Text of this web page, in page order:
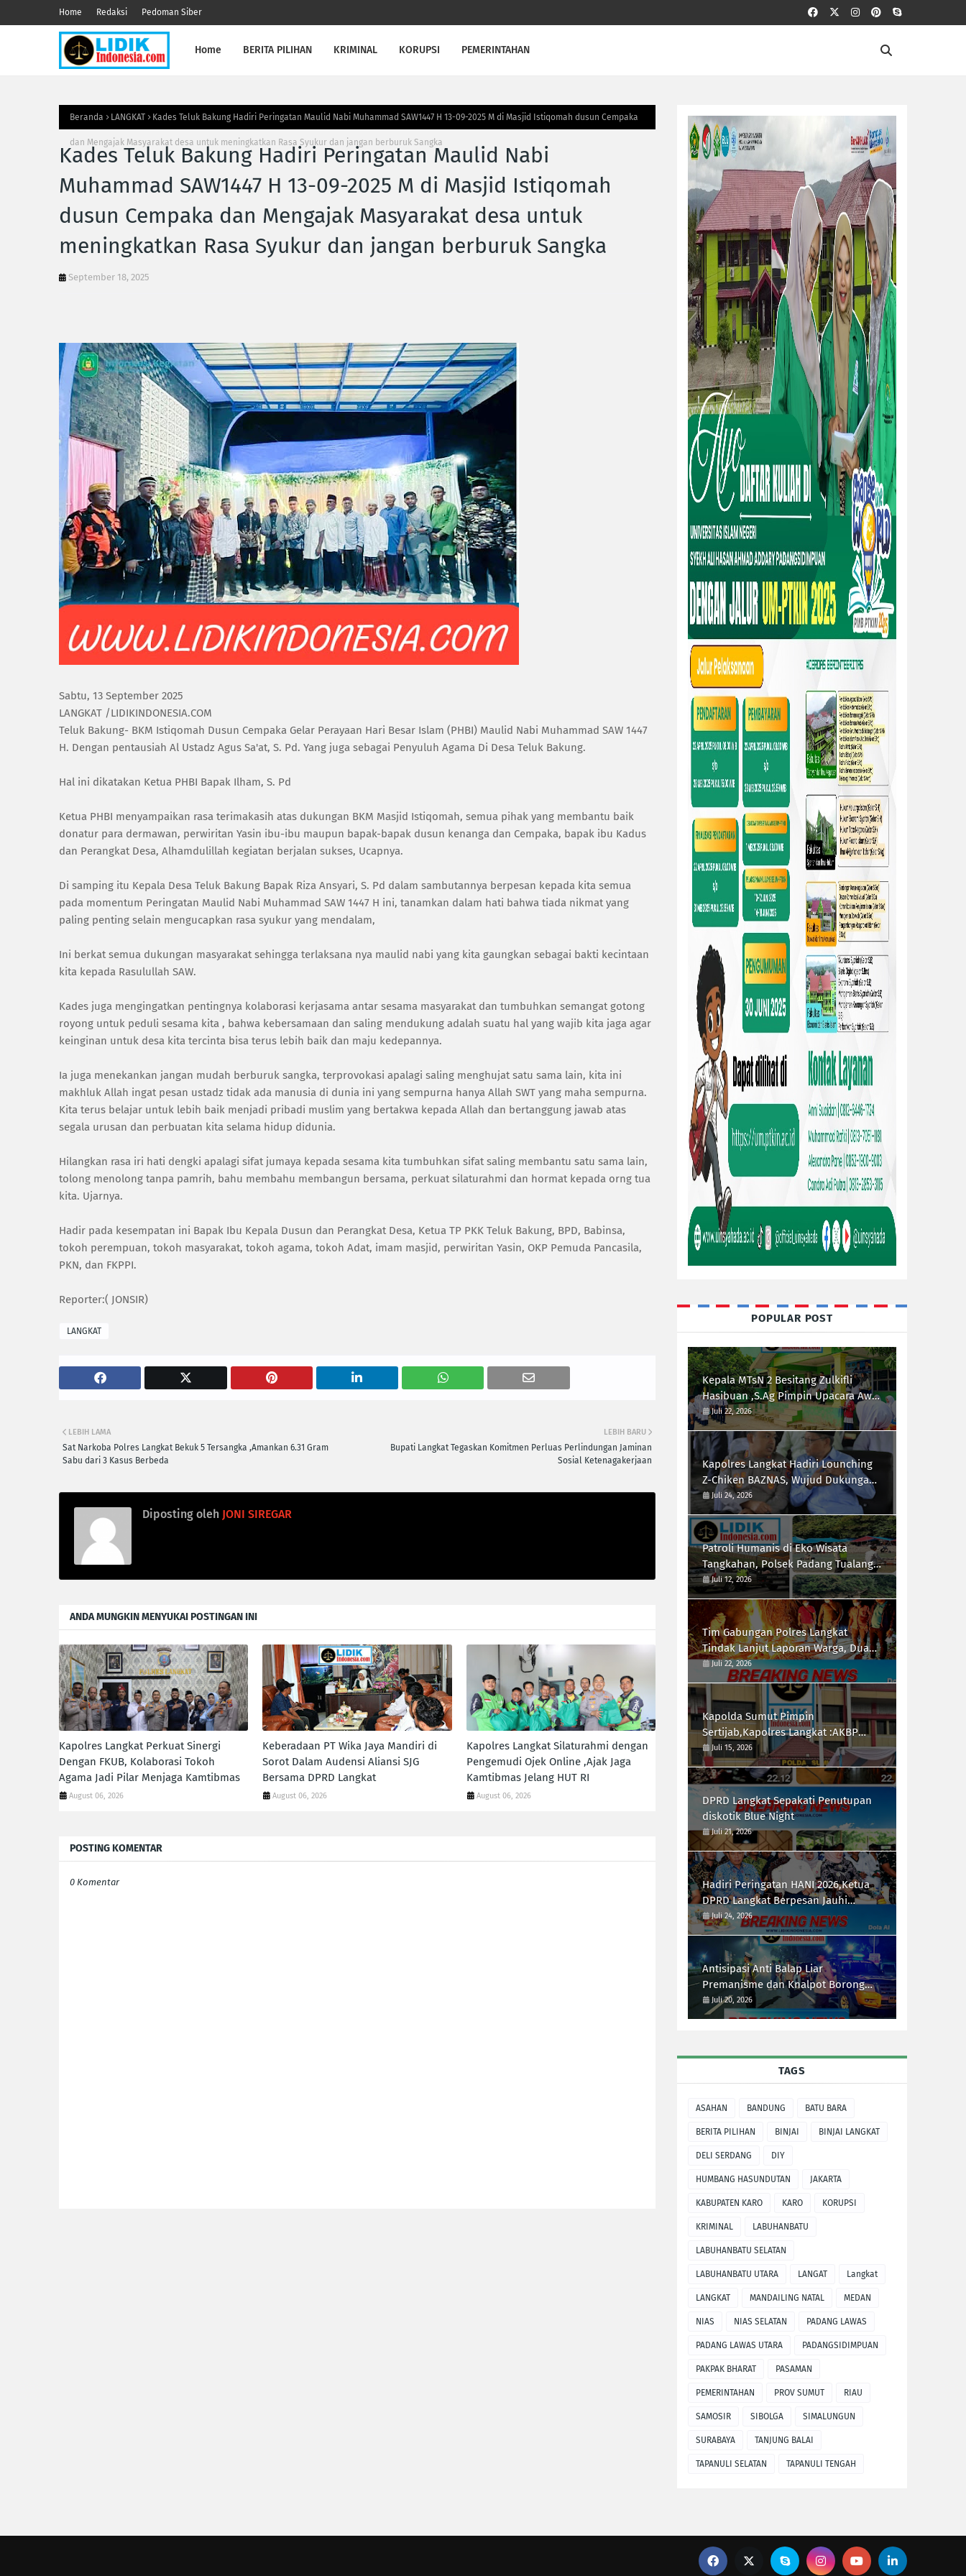
Home Redaksi Pedoman Siber
Home BERITA PILIHAN KRIMINAL KORUPSI PEMERINTAHAN
Beranda LANGKAT Kades Teluk Bakung Hadiri Peringatan Maulid Nabi Muhammad SAW1447 H 13-09-2025 M di Masjid Istiqomah dusun Cempaka
dan Mengajak Masyarakat desa untuk meningkatkan Rasa Syukur dan jangan berburuk Sangka
Kades Teluk Bakung Hadiri Peringatan Maulid Nabi
Muhammad SAW1447 H 13-09-2025 M di Masjid Istiqomah
dusun Cempaka dan Mengajak Masyarakat desa untuk
meningkatkan Rasa Syukur dan jangan berburuk Sangka
September 18, 2025
Sabtu, 13 September 2025
LANGKAT /LIDIKINDONESIA.COM
Teluk Bakung- BKM Istiqomah Dusun Cempaka Gelar Perayaan Hari Besar Islam (PHBI) Maulid Nabi Muhammad SAW 1447
H. Dengan pentausiah Al Ustadz Agus Sa'at, S. Pd. Yang juga sebagai Penyuluh Agama Di Desa Teluk Bakung.
Hal ini dikatakan Ketua PHBI Bapak Ilham, S. Pd
Ketua PHBI menyampaikan rasa terimakasih atas dukungan BKM Masjid Istiqomah, semua pihak yang membantu baik
donatur para dermawan, perwiritan Yasin ibu-ibu maupun bapak-bapak dusun kenanga dan Cempaka, bapak ibu Kadus
dan Perangkat Desa, Alhamdulillah kegiatan berjalan sukses, Ucapnya.
Di samping itu Kepala Desa Teluk Bakung Bapak Riza Ansyari, S. Pd dalam sambutannya berpesan kepada kita semua
pada momentum Peringatan Maulid Nabi Muhammad SAW 1447 H ini, tanamkan dalam hati bahwa tiada nikmat yang
paling penting selain mengucapkan rasa syukur yang mendalam,
Ini berkat semua dukungan masyarakat sehingga terlaksana nya maulid nabi yang kita gaungkan sebagai bakti kecintaan
kita kepada Rasulullah SAW.
Kades juga mengingatkan pentingnya kolaborasi kerjasama antar sesama masyarakat dan tumbuhkan semangat gotong
royong untuk peduli sesama kita , bahwa kebersamaan dan saling mendukung adalah suatu hal yang wajib kita jaga agar
keinginan untuk desa kita tercinta bisa terus lebih baik dan maju kedepannya.
Ia juga menekankan jangan mudah berburuk sangka, terprovokasi apalagi saling menghujat satu sama lain, kita ini
makhluk Allah ingat pesan ustadz tidak ada manusia di dunia ini yang sempurna hanya Allah SWT yang maha sempurna.
Kita terus belajar untuk lebih baik menjadi pribadi muslim yang bertakwa kepada Allah dan bertanggung jawab atas
segala urusan dan perbuatan kita selama hidup didunia.
Hilangkan rasa iri hati dengki apalagi sifat jumaya kepada sesama kita tumbuhkan sifat saling membantu satu sama lain,
tolong menolong tanpa pamrih, bahu membahu membangun bersama, perkuat silaturahmi dan hormat kepada orng tua
kita. Ujarnya.
Hadir pada kesempatan ini Bapak Ibu Kepala Dusun dan Perangkat Desa, Ketua TP PKK Teluk Bakung, BPD, Babinsa,
tokoh perempuan, tokoh masyarakat, tokoh agama, tokoh Adat, imam masjid, perwiritan Yasin, OKP Pemuda Pancasila,
PKN, dan FKPPI.
Reporter:( JONSIR)
LANGKAT
LEBIH BARU
Bupati Langkat Tegaskan Komitmen Perluas Perlindungan Jaminan
Sosial Ketenagakerjaan
LEBIH LAMA
Sat Narkoba Polres Langkat Bekuk 5 Tersangka ,Amankan 6.31 Gram
Sabu dari 3 Kasus Berbeda
Diposting oleh JONI SIREGAR
ANDA MUNGKIN MENYUKAI POSTINGAN INI
Kapolres Langkat Perkuat Sinergi
Dengan FKUB, Kolaborasi Tokoh
Agama Jadi Pilar Menjaga Kamtibmas
August 06, 2026
Keberadaan PT Wika Jaya Mandiri di
Sorot Dalam Audensi Aliansi SJG
Bersama DPRD Langkat
August 06, 2026
Kapolres Langkat Silaturahmi dengan
Pengemudi Ojek Online ,Ajak Jaga
Kamtibmas Jelang HUT RI
August 06, 2026
POSTING KOMENTAR
0 Komentar
POPULAR POST
Kepala MTsN 2 Besitang Zulkifli
Hasibuan ,S.Ag Pimpin Upacara Awal
Semester,Siapkan Generasi
Berkarakter dan Berprestasi
Juli 22, 2026
Kapolres Langkat Hadiri Lounching
Z-Chiken BAZNAS, Wujud Dukungan
Polri Terhadap Pemberdayaan
Ekonomi Masyarakat
Juli 24, 2026
Patroli Humanis di Eko Wisata
Tangkahan, Polsek Padang Tualang
Himbau Pengunjung Utamakan
Keselamatan
Juli 12, 2026
Tim Gabungan Polres Langkat
Tindak Lanjut Laporan Warga, Dua
Titik di Duga Lokasi Penyalah
Gunaan Narkoba di Desa Bubun di
Musnahkan
Juli 22, 2026
Kapolda Sumut Pimpin
Sertijab,Kapolres Langkat :AKBP
Hannry PH.Tambunan S.E ,S.I.K,
Resmi Menjabat
Juli 15, 2026
DPRD Langkat Sepakati Penutupan
diskotik Blue Night
Juli 21, 2026
Hadiri Peringatan HANI 2026,Ketua
DPRD Langkat Berpesan Jauhi
Narkotika
Juli 24, 2026
Antisipasi Anti Balap Liar
Premanisme dan Knalpot Borong
Tim UKL Polres Langkat Laksanakan
Patroli Malam
Juli 20, 2026
TAGS
ASAHAN BANDUNG BATU BARA
BERITA PILIHAN BINJAI BINJAI LANGKAT
DELI SERDANG DIY
HUMBANG HASUNDUTAN JAKARTA
KABUPATEN KARO KARO KORUPSI
KRIMINAL LABUHANBATU
LABUHANBATU SELATAN
LABUHANBATU UTARA LANGAT Langkat
LANGKAT MANDAILING NATAL MEDAN
NIAS NIAS SELATAN PADANG LAWAS
PADANG LAWAS UTARA PADANGSIDIMPUAN
PAKPAK BHARAT PASAMAN
PEMERINTAHAN PROV SUMUT RIAU
SAMOSIR SIBOLGA SIMALUNGUN
SURABAYA TANJUNG BALAI
TAPANULI SELATAN TAPANULI TENGAH